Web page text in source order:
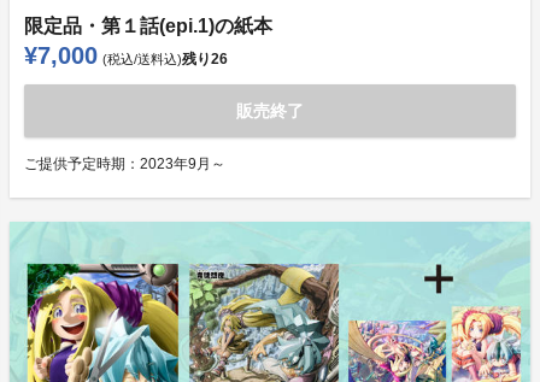
限定品・第１話(epi.1)の紙本
¥7,000 (税込/送料込)残り26
販売終了
ご提供予定時期： 2023年9月～